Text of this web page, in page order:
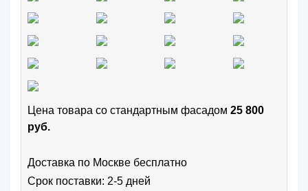
Цена товара cо стандартным фасадом 25 800
руб.
Доставка по Москве бесплатно
Срок поставки: 2-5 дней